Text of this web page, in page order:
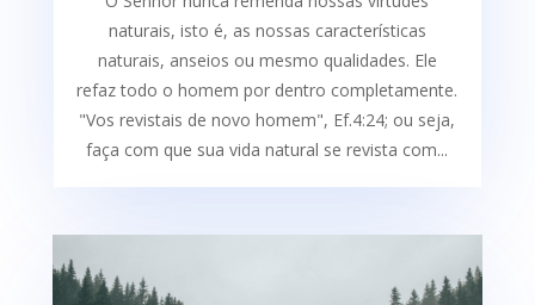
naturais, isto é, as nossas características
naturais, anseios ou mesmo qualidades. Ele
refaz todo o homem por dentro completamente.
"Vos revistais de novo homem", Ef.4:24; ou seja,
faça com que sua vida natural se revista com...